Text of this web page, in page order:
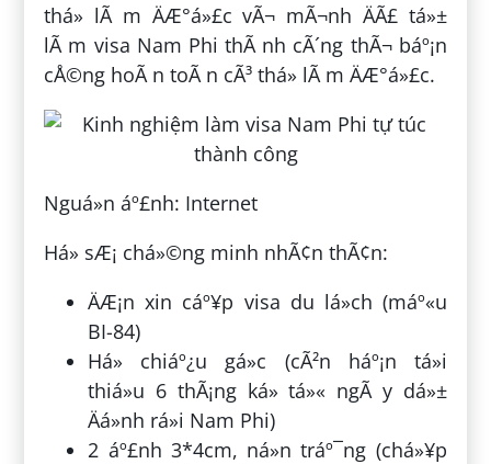
thá» lÃ m ÄÆ°á»£c vÃ¬ mÃ¬nh ÄÃ£ tá»±
lÃ m visa Nam Phi thÃ nh cÃ´ng thÃ¬ báº¡n
cÅ©ng hoÃ n toÃ n cÃ³ thá» lÃ m ÄÆ°á»£c.
Nguá»n áº£nh: Internet
Há» sÆ¡ chá»©ng minh nhÃ¢n thÃ¢n:
ÄÆ¡n xin cáº¥p visa du lá»ch (máº«u
BI-84)
Há» chiáº¿u gá»c (cÃ²n háº¡n tá»i
thiá»u 6 thÃ¡ng ká» tá»« ngÃ y dá»±
Äá»nh rá»i Nam Phi)
2 áº£nh 3*4cm, ná»n tráº¯ng (chá»¥p